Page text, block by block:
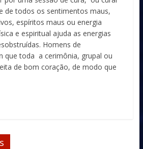
de todos os sentimentos maus,
espíritos maus ou energia
e espiritual ajuda as energias
Homens de
que toda a cerimônia, grupal ou
de bom coração, de modo que